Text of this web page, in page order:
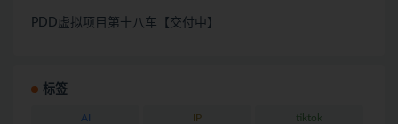
PDD虚拟项目第十八车【交付中】
标签
AI IP tiktok